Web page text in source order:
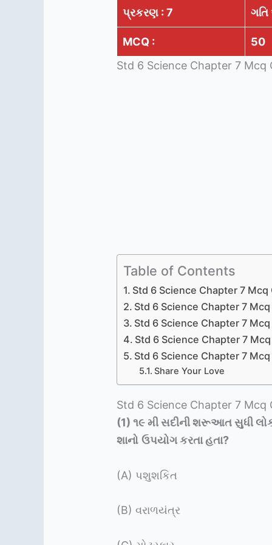
પ્રકરણ : 7
MCQ :
50
Std 6 Science Chapter 7 Mcq
Table of Contents
Std 6 Science Chapter 7 Mcq
Std 6 Science Chapter 7
Std 6 Science Chapter 7
Std 6 Science Chapter 7
Std 6 Science Chapter 7
Share Your Love
Std 6 Science Chapter 7 Mcq
(1)૧૯ મી સદીની શરૂઆત સુધી
શાનો ઉપયોગ કરતા હતા?
(A) પશુશકિત
(B) વરાળયંત્ર